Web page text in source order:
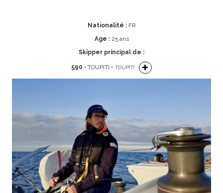
Nationalité :FR
Age :25 ans
Skipper principal de :
590 • TOUPITI • TOUPITI